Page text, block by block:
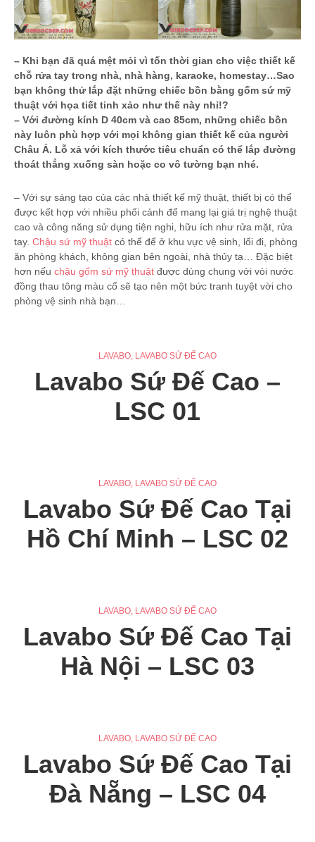
– Khi bạn đã quá mệt mỏi vì tốn thời gian cho việc thiết kế
chỗ rửa tay trong nhà, nhà hàng, karaoke, homestay…Sao
bạn không thử lắp đặt những chiếc bồn bằng gốm sứ mỹ
thuật với họa tiết tinh xảo như thế này nhỉ!?
– Với đường kính D 40cm và cao 85cm, những chiếc bồn
này luôn phù hợp với mọi không gian thiết kế của người
Châu Á. Lỗ xả với kích thước tiêu chuẩn có thể lắp đường
thoát thẳng xuống sàn hoặc co vô tường bạn nhé.
– Với sự sáng tạo của các nhà thiết kế mỹ thuật, thiết bị có thể
được kết hợp với nhiều phối cảnh để mang lại giá trị nghệ thuật
cao và công năng sử dụng tiện nghi, hữu ích như rửa mặt, rửa
tay. Chậu sứ mỹ thuật có thể để ở khu vực vệ sinh, lối đi, phòng
ăn phòng khách, không gian bên ngoài, nhà thủy tạ… Đặc biệt
hơn nếu chậu gốm sứ mỹ thuật được dùng chung với vòi nước
đồng thau tông màu cổ sẽ tạo nên một bức tranh tuyệt vời cho
phòng vệ sinh nhà bạn…
LAVABO LAVABO SỨ ĐẾ CAO
Lavabo Sứ Đế Cao –
LSC 01
LAVABO LAVABO SỨ ĐẾ CAO
Lavabo Sứ Đế Cao Tại
Hồ Chí Minh – LSC 02
LAVABO LAVABO SỨ ĐẾ CAO
Lavabo Sứ Đế Cao Tại
Hà Nội – LSC 03
LAVABO LAVABO SỨ ĐẾ CAO
Lavabo Sứ Đế Cao Tại
Đà Nẵng – LSC 04